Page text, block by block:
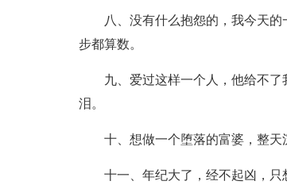
八、没有什么抱怨的，我今天
步都算数。
九、爱过这样一个人，他给不
泪。
十、想做一个堕落的富婆，整天
十一、年纪大了，经不起凶，只